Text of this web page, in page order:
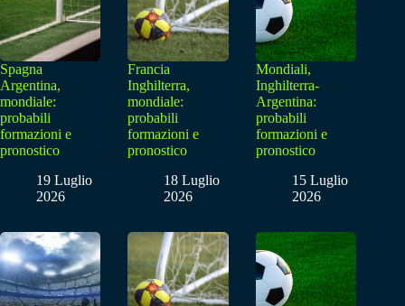
Spagna
Argentina,
mondiale:
probabili
formazioni e
pronostico
19 Luglio
2026
Francia
Inghilterra,
mondiale:
probabili
formazioni e
pronostico
18 Luglio
2026
Mondiali,
Inghilterra-
Argentina:
probabili
formazioni e
pronostico
15 Luglio
2026